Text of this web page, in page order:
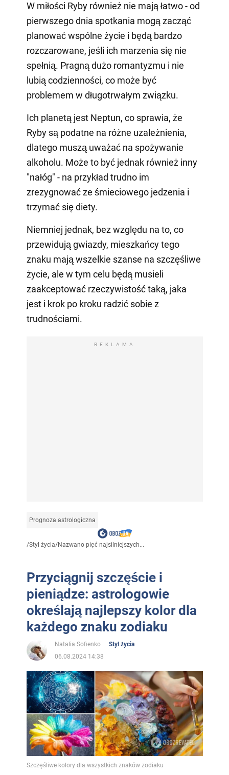
W miłości Ryby również nie mają łatwo - od
pierwszego dnia spotkania mogą zacząć
planować wspólne życie i będą bardzo
rozczarowane, jeśli ich marzenia się nie
spełnią. Pragną dużo romantyzmu i nie
lubią codzienności, co może być
problemem w długotrwałym związku.
Ich planetą jest Neptun, co sprawia, że
Ryby są podatne na różne uzależnienia,
dlatego muszą uważać na spożywanie
alkoholu. Może to być jednak również inny
"nałóg" - na przykład trudno im
zrezygnować ze śmieciowego jedzenia i
trzymać się diety.
Niemniej jednak, bez względu na to, co
przewidują gwiazdy, mieszkańcy tego
znaku mają wszelkie szanse na szczęśliwe
życie, ale w tym celu będą musieli
zaakceptować rzeczywistość taką, jaka
jest i krok po kroku radzić sobie z
trudnościami.
REKLAMA
Prognoza astrologiczna
/Styl życia/Nazwano pięć najsilniejszych...
Przyciągnij szczęście i
pieniądze: astrologowie
określają najlepszy kolor dla
każdego znaku zodiaku
Natalia Sofienko
Styl życia
06.08.2024 14:38
Szczęśliwe kolory dla wszystkich znaków zodiaku